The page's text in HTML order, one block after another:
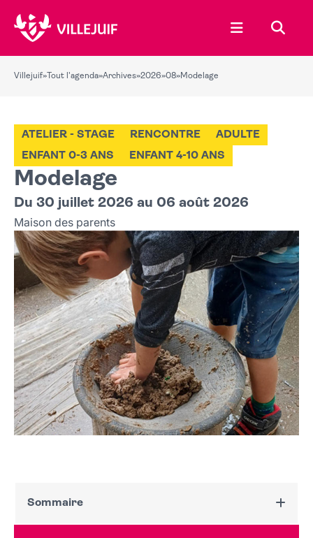
Ouvrir le
Villejuif» Tout l'agenda»Archives»2026»08»Modelage
Modelage
ATELIER - STAGE RENCONTRE
ADULTE
ENFANT 0-3 ANS
ENFANT 4-10 ANS
Du 30 juillet 2026 au 06 août 2026
Maison des parents
Sommaire